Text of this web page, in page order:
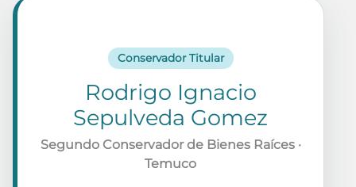
Conservador Titular
Rodrigo Ignacio
Sepulveda Gomez
Segundo Conservador de Bienes Raíces ·
Temuco